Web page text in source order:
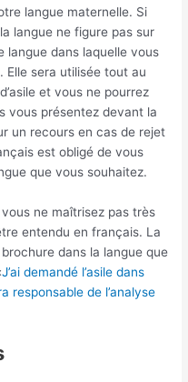
langue maternelle. Si
langue ne figure pas sur
langue dans laquelle vous
sera utilisée tout au
et vous ne pourrez
vous présentez devant la
un recours en cas de rejet
est obligé de vous
que vous souhaitez.
ne maîtrisez pas très
entendu en français. La
dans la langue que
J’ai demandé l’asile dans
responsable de l’analyse